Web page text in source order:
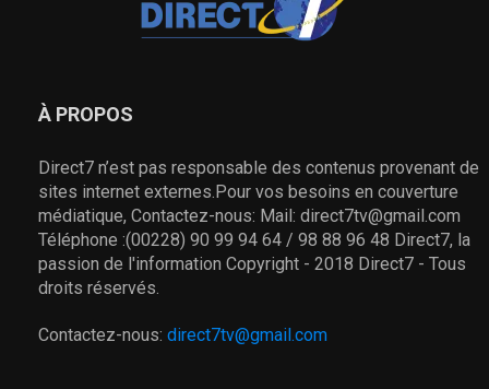
À PROPOS
Direct7 n’est pas responsable des contenus provenant de
sites internet externes.Pour vos besoins en couverture
médiatique, Contactez-nous: Mail: direct7tv@gmail.com
Téléphone :(00228) 90 99 94 64 / 98 88 96 48 Direct7, la
passion de l'information Copyright - 2018 Direct7 - Tous
droits réservés.
Contactez-nous: direct7tv@gmail.com